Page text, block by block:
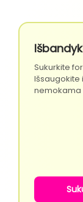
Sukurkite
Išsaugokite
nemokama